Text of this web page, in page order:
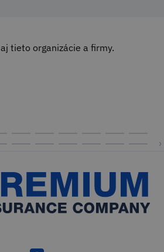
tieto organizácie a firmy.